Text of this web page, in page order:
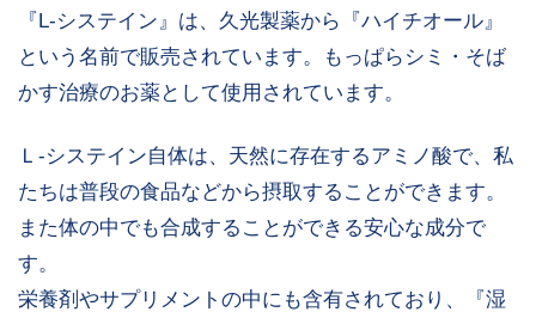
『L-システイン』は、久光製薬から『ハイチオール』
という名前で販売されています。もっぱらシミ・そば
かす治療のお薬として使用されています。
Ｌ-システイン自体は、天然に存在するアミノ酸で、私
たちは普段の食品などから摂取することができます。
また体の中でも合成することができる安心な成分で
す。
栄養剤やサプリメントの中にも含有されており、『湿